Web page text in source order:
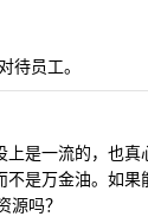
员工。
上是一流的，也真
不是万金油。如果
吗？